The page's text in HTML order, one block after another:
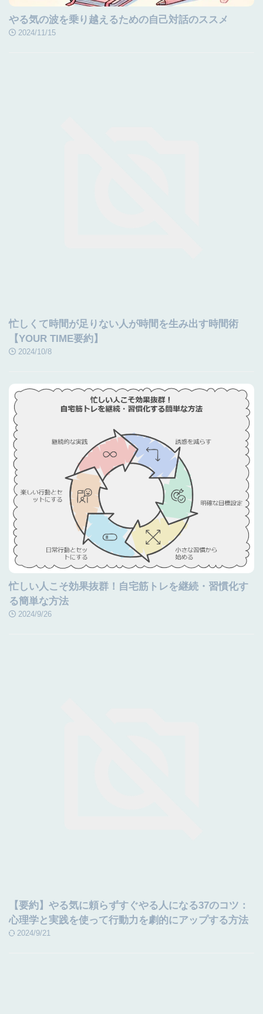
やる気の波を乗り越えるための自己対話のススメ
2024/11/15
忙しくて時間が足りない人が時間を生み出す時間術
【YOUR TIME要約】
2024/10/8
忙しい人こそ効果抜群！自宅筋トレを継続・習慣化す
る簡単な方法
2024/9/26
【要約】やる気に頼らずすぐやる人になる37のコツ：
心理学と実践を使って行動力を劇的にアップする方法
2024/9/21